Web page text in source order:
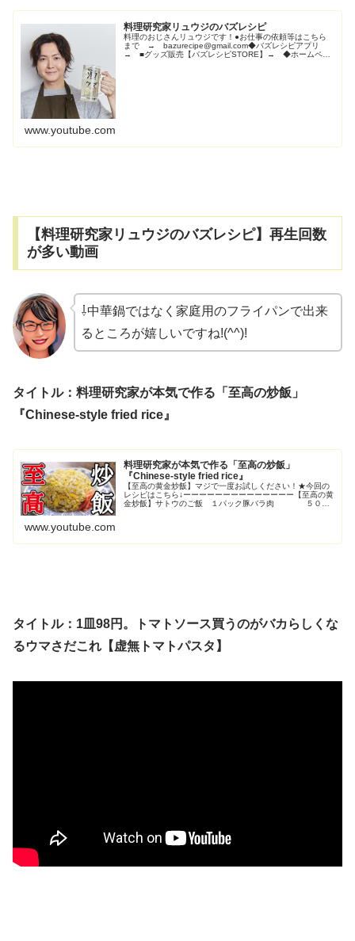
料理研究家リュウジのバズレシピ
料理のおじさんリュウジです！●お仕事の依頼等はこちら
まで → bazurecipe@gmail.com◆バズレシピアプリ
→ ■グッズ販売【バズレシピSTORE】→ ◆ホームペー
www.youtube.com
【料理研究家リュウジのバズレシピ】再生回数
が多い動画
⇩中華鍋ではなく家庭用のフライパンで出来
るところが嬉しいですね!(^^)!
タイトル：料理研究家が本気で作る「至高の炒飯」
『Chinese-style fried rice』
料理研究家が本気で作る「至高の炒飯」
『Chinese-style fried rice』
【至高の黄金炒飯】マジで一度お試しください！★今回の
レシピはこちら↓ーーーーーーーーーーーーーー【至高の黄
金炒飯】サトウのご飯 １パック豚バラ肉 ５０ｇ
www.youtube.com
タイトル：1皿98円。トマトソース買うのがバカらしくな
るウマさだこれ【虚無トマトパスタ】